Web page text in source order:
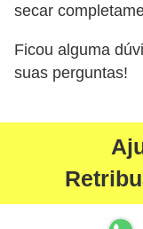
secar
Ficou alguma
suas perguntas!